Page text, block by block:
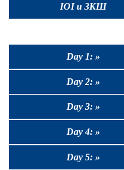
IOI и ЗКШ
Day 1: »
Day 2: »
Day 3: »
Day 4: »
Day 5: »